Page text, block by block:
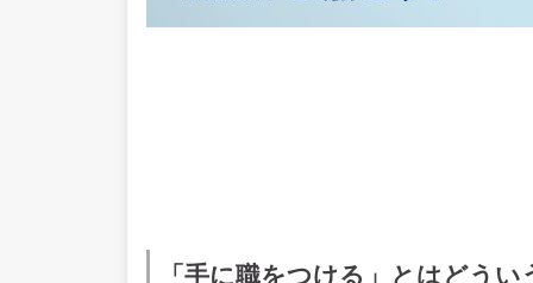
「手に職をつける」とはどうい